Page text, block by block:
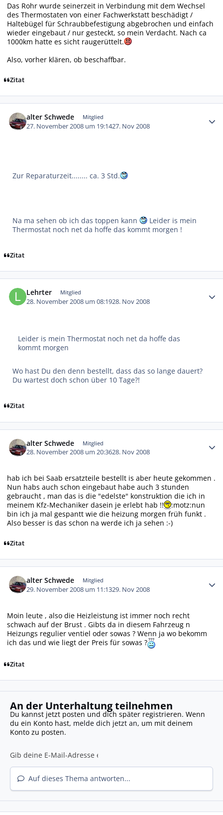
Das Rohr wurde seinerzeit in Verbindung mit dem Wechsel
des Thermostaten von einer Fachwerkstatt beschädigt /
Haltebügel für Schraubbefestigung abgebrochen und einfach
wieder eingebaut / nur gesteckt, so mein Verdacht. Nach ca
1000km hatte es sicht raugerüttelt.
Also, vorher klären, ob beschaffbar.
Zitat
alter Schwede Mitglied
27. November 2008 um 19:1427. Nov 2008
Zur Reparaturzeit........ ca. 3 Std.
Na ma sehen ob ich das toppen kann
Leider is mein
Thermostat noch net da hoffe das kommt morgen !
Zitat
Lehrter Mitglied
28. November 2008 um 08:1928. Nov 2008
Leider is mein Thermostat noch net da hoffe das
kommt morgen
Wo hast Du den denn bestellt, dass das so lange dauert?
Du wartest doch schon über 10 Tage?!
Zitat
alter Schwede Mitglied
28. November 2008 um 20:3628. Nov 2008
hab ich bei Saab ersatzteile bestellt is aber heute gekommen .
Nun habs auch schon eingebaut habe auch 3 stunden
gebraucht , man das is die "edelste" konstruktion die ich in
meinem Kfz-Mechaniker dasein je erlebt hab !!
:motz:nun
bin ich ja mal gespantt wie die heizung morgen früh funkt .
Also besser is das schon na werde ich ja sehen :-)
Zitat
alter Schwede Mitglied
29. November 2008 um 11:1329. Nov 2008
Moin leute , also die Heizleistung ist immer noch recht
schwach auf der Brust . Gibts da in diesem Fahrzeug n
Heizungs regulier ventiel oder sowas ? Wenn ja wo bekomm
ich das und wie liegt der Preis für sowas ?
Zitat
An der Unterhaltung teilnehmen
Du kannst jetzt posten und dich später registrieren. Wenn
du ein Konto hast, melde dich jetzt an, um mit deinem
Konto zu posten.
Auf dieses Thema antworten...